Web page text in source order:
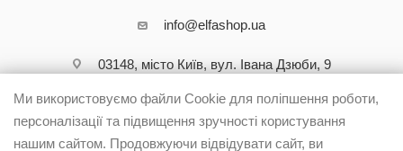
info@elfashop.ua
03148, місто Київ, вул. Івана Дзюби, 9
Ми використовуємо файли Cookie для поліпшення роботи,
персоналізації та підвищення зручності користування
нашим сайтом. Продовжуючи відвідувати сайт, ви